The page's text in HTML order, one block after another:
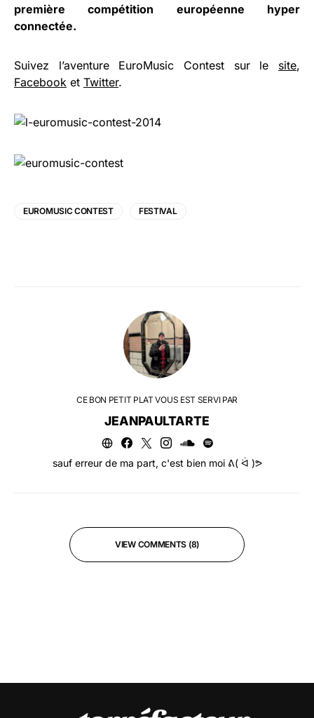
première compétition européenne hyper
connectée.
Suivez l’aventure EuroMusic Contest sur le site,
Facebook et Twitter.
EUROMUSIC CONTEST FESTIVAL
CE BON PETIT PLAT VOUS EST SERVI PAR
JEANPAULTARTE
sauf erreur de ma part, c'est bien moi ᕕ( ᐛ )ᕗ
VIEW COMMENTS (8)